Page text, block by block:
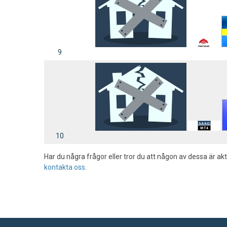
9
10
Har du några frågor eller tror du att någon av dessa är
kontakta oss